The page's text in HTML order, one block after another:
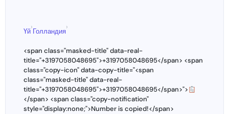
Үй
›
Голландия
›
<span class="masked-title" data-real-
title="+3197058048695">+3197058048695</span> <span
class="copy-icon" data-copy-title="<span
class="masked-title" data-real-
title="+3197058048695">+3197058048695</span>">
</span> <span class="copy-notification"
style="display:none;">Number is copied!</span>